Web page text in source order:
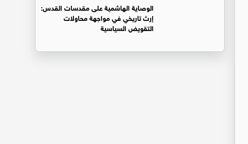
الوصاية الهاشمية على مقدسات القدس:
إرث تاريخي في مواجهة محاولات
التقويض السياسية